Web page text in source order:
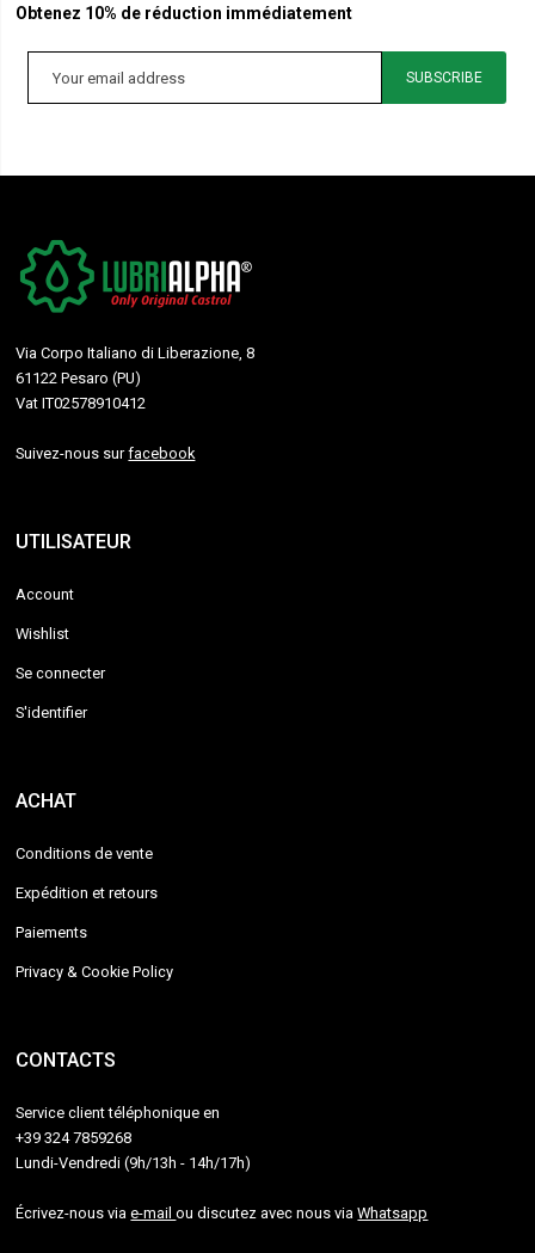
Obtenez 10% de réduction immédiatement
SUBSCRIBE
Via Corpo Italiano di Liberazione, 8
61122 Pesaro (PU)
Vat IT02578910412
Suivez-nous surfacebook
UTILISATEUR
Account
Wishlist
Se connecter
S'identifier
ACHAT
Conditions de vente
Expédition et retours
Paiements
Privacy & Cookie Policy
CONTACTS
Service client téléphonique en
+39 324 7859268
Lundi-Vendredi (9h/13h - 14h/17h)
Écrivez-nous viae-mailou discutez avec nous viaWhatsapp